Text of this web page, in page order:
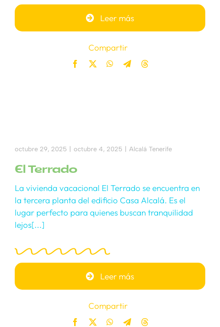
Leer más
Compartir
octubre 29, 2025 octubre 4, 2025 Alcalá Tenerife
El Terrado
La vivienda vacacional El Terrado se encuentra en
la tercera planta del edificio Casa Alcalá. Es el
lugar perfecto para quienes buscan tranquilidad
lejos[...]
Leer más
Compartir